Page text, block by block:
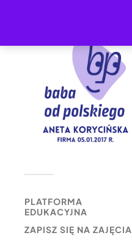
PLATFORMA
EDUKACYJNA
ZAPISZ SIĘ NA ZAJĘCIA